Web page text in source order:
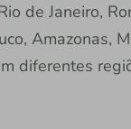
de Janeiro,
Amazonas,
diferentes